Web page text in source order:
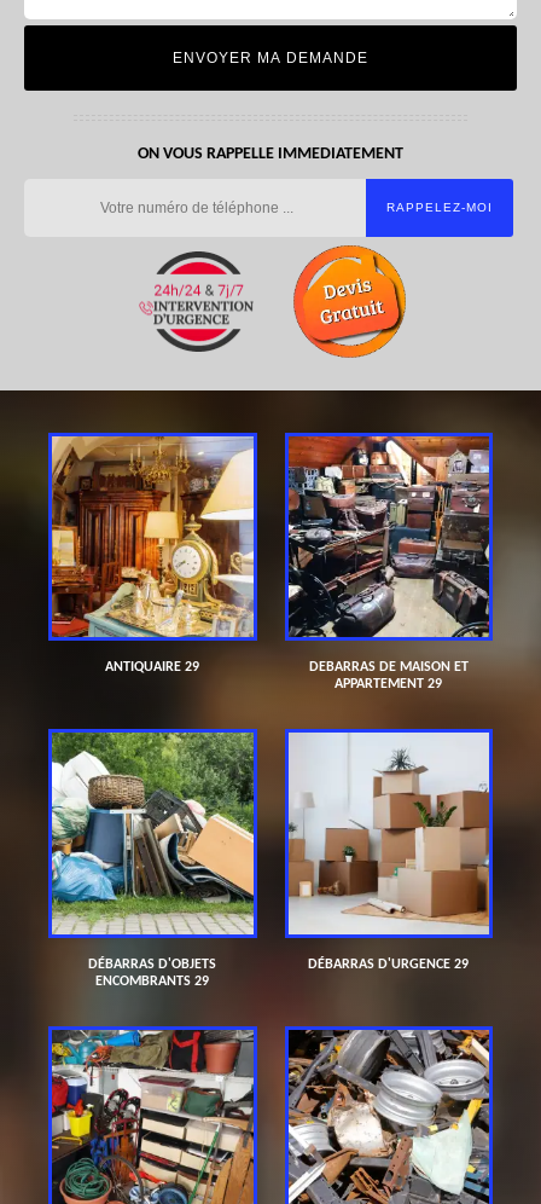
ON VOUS RAPPELLE IMMEDIATEMENT
ANTIQUAIRE 29
DEBARRAS DE MAISON ET
APPARTEMENT 29
DÉBARRAS D'OBJETS
ENCOMBRANTS 29
DÉBARRAS D'URGENCE 29